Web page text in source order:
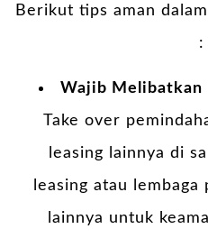
Berikut tips aman
:
Wajib Melibatkan
Take over
leasing lainnya di
leasing atau
lainnya untuk